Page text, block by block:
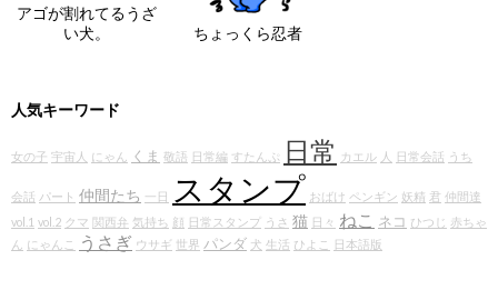
アゴが割れてるうざ
い犬。
ちょっくら忍者
人気キーワード
女の子 宇宙人 にゃん くま 敬語 日常編 すたんぷ 日常 カエル 人 日常会話 うち
会話 パート 仲間たち 一日 スタンプ おばけ ペンギン 妖精 君 仲間達
vol.1 vol.2 クマ 関西弁 気持ち 顔 日常スタンプ うさ 猫 日々 ねこ ネコ ひつじ 赤ちゃ
ん
にゃんこ うさぎ ウサギ 世界 パンダ 犬 生活 ひよこ 日本語版